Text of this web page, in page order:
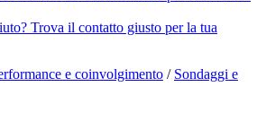
Trova il contatto giusto per la tua
e coinvolgimento / Sondaggi e